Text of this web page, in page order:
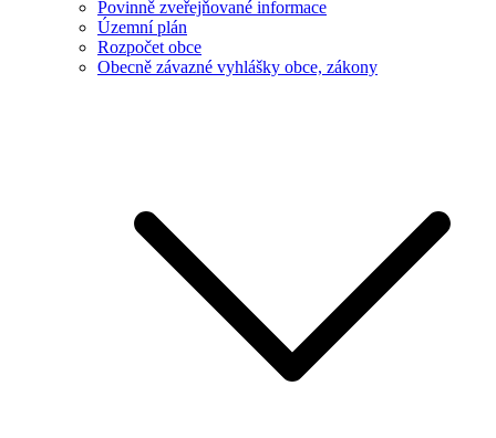
Povinně zveřejňované informace
Územní plán
Rozpočet obce
Obecně závazné vyhlášky obce, zákony